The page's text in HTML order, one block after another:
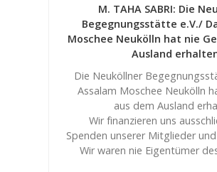
M. TAHA SABRI: Die
Begegnungsstätte e.V./
Moschee Neukölln hat nie
Ausland
Die Neuköllner
Assalam Moschee Neukölln
aus dem Ausland
Wir finanzieren uns
Spenden unserer Mitglieder
Wir waren nie Eigentümer